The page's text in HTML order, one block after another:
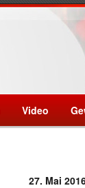
Video
27. Mai